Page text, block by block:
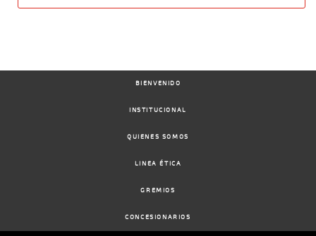
BIENVENIDO
INSTITUCIONAL
QUIENES SOMOS
LINEA ÉTICA
GREMIOS
CONCESIONARIOS